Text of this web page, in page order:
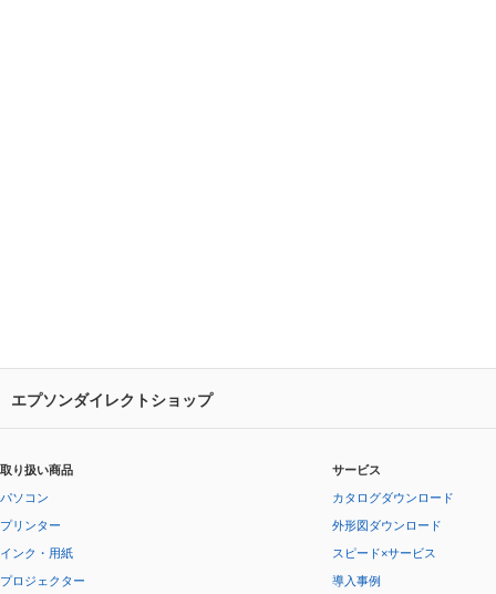
エプソンダイレクトショップ
取り扱い商品
パソコン
プリンター
インク・用紙
プロジェクター
サービス
カタログダウンロード
外形図ダウンロード
スピード×サービス
導入事例